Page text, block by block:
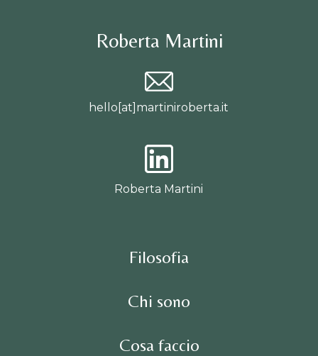
Roberta Martini
hello[at]martiniroberta.it
Roberta Martini
Filosofia
Chi sono
Cosa faccio